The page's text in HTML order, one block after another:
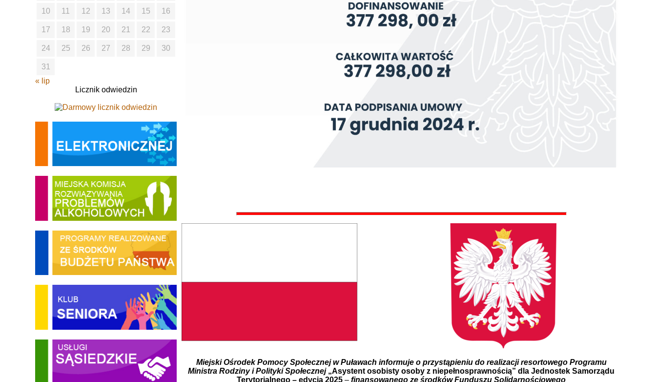
Miejski Ośrodek Pomocy Społecznej w Puławach informuje o przystąpieniu do realizacji resortowego Programu
Ministra Rodziny i Polityki Społecznej „Asystent osobisty osoby z niepełnosprawnością” dla Jednostek Samorządu
Terytorialnego – edycja 2025 – finansowanego ze środków Funduszu Solidarnościowego
10 11 12 13 14 15 16
17 18 19 20 21 22 23
24 25 26 27 28 29 30
31
« lip
Licznik odwiedzin